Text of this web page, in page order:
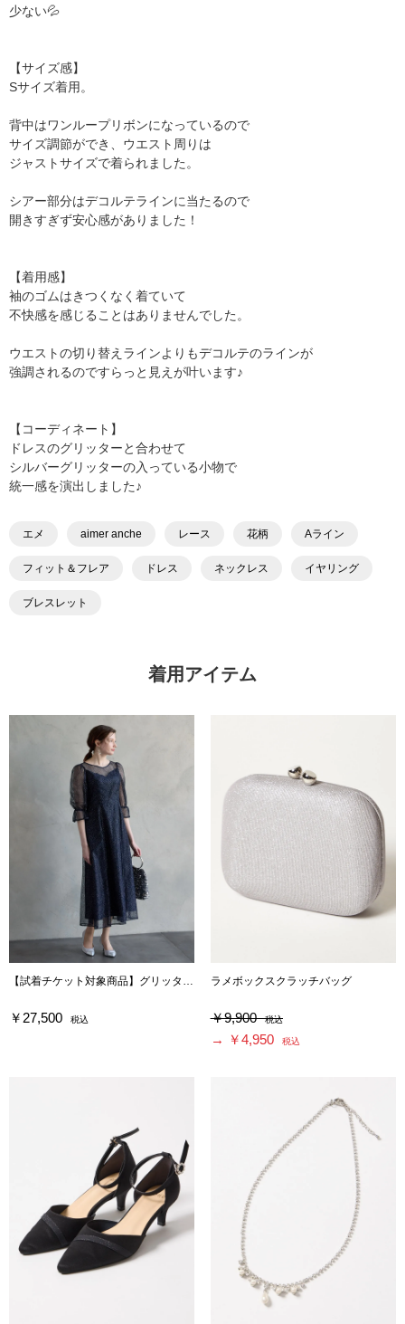
少ない💦
【サイズ感】
Sサイズ着用。
背中はワンループリボンになっているので
サイズ調節ができ、ウエスト周りは
ジャストサイズで着られました。
シアー部分はデコルテラインに当たるので
開きすぎず安心感がありました！
【着用感】
袖のゴムはきつくなく着ていて
不快感を感じることはありませんでした。
ウエストの切り替えラインよりもデコルテのラインが
強調されるのですらっと見えが叶います♪
【コーディネート】
ドレスのグリッターと合わせて
シルバーグリッターの入っている小物で
統一感を演出しました♪
エメ aimer anche レース 花柄 Aライン
フィット＆フレア ドレス ネックレス イヤリング
ブレスレット
着用アイテム
￥27,500 税込
ラメボックスクラッチバッグ
￥9,900 税込
→ ￥4,950 税込